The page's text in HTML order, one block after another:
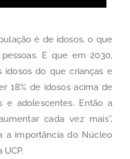
é de idosos, o que
E que em 2030,
idosos do que crianças e
18% de idosos acima de
e adolescentes. Então a
cada vez mais”,
a importância do Núcleo